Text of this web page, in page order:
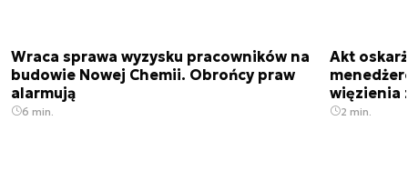
Wraca sprawa wyzysku pracowników na
budowie Nowej Chemii. Obrońcy praw
alarmują
6 min.
Akt
więzienia
2 min.